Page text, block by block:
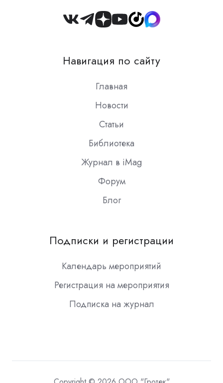
Join
Slack
Навигация по сайту
Главная
Новости
Статьи
Библиотека
Журнал в iMag
Форум
Блог
Подписки и регистрации
Календарь мероприятий
Регистрация на мероприятия
Подписка на журнал